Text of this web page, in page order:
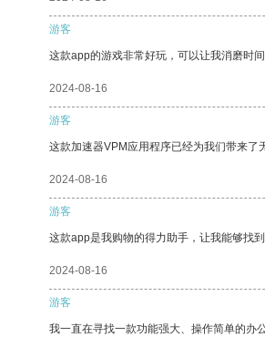
游客
这款app的游戏非常好玩，可以让我消磨时间
2024-08-16
游客
这款加速器VPM应用程序已经为我们带来了
2024-08-16
游客
这款app是我购物的得力助手，让我能够找
2024-08-16
游客
我一直在寻找一款功能强大、操作简单的办